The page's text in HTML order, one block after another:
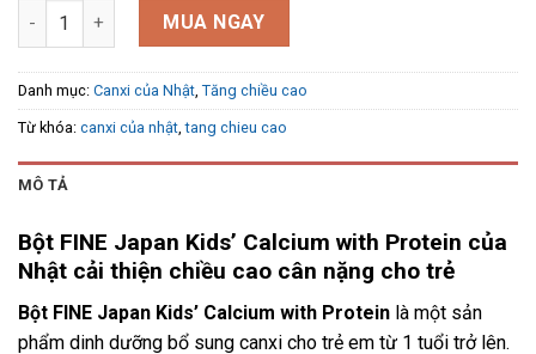
FINE Japan Kids' Calcium with Protein 196g số lượng
MUA NGAY
Danh mục: Canxi của Nhật, Tăng chiều cao
Từ khóa: canxi của nhật,tang chieu cao
MÔ TẢ
Bột FINE Japan Kids’ Calcium with Protein của
Nhật cải thiện chiều cao cân nặng cho trẻ
Bột FINE Japan Kids’ Calcium with Protein là một sản
phẩm dinh dưỡng bổ sung canxi cho trẻ em từ 1 tuổi trở lên.